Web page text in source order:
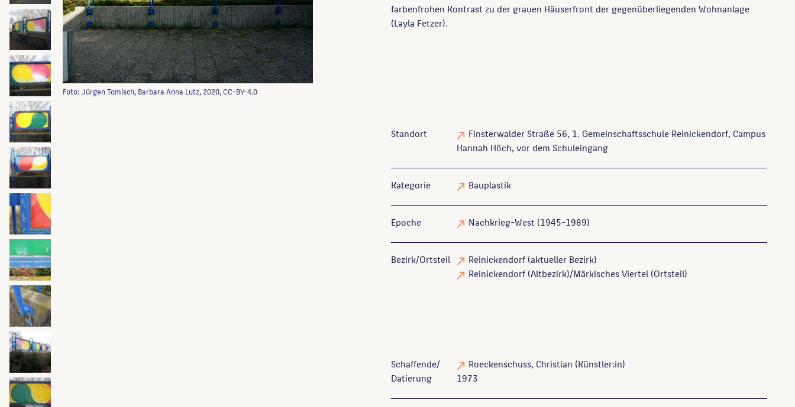
Foto: Jürgen Tomisch, Barbara Anna Lutz, 2020, CC-BY-4.0
farbenfrohen Kontrast zu der grauen Häuserfront der gegenüberliegenden Wohnanlage
(Layla Fetzer).
Standort
Finsterwalder Straße 56, 1. Gemeinschaftsschule Reinickendorf, Campus
Hannah Höch, vor dem Schuleingang
Kategorie Bauplastik
Epoche Nachkrieg-West (1945-1989)
Bezirk/Ortsteil
Reinickendorf (aktueller Bezirk)
Reinickendorf (Altbezirk)/Märkisches Viertel (Ortsteil)
Schaffende/
Datierung
Roeckenschuss, Christian (Künstler:in)
1973